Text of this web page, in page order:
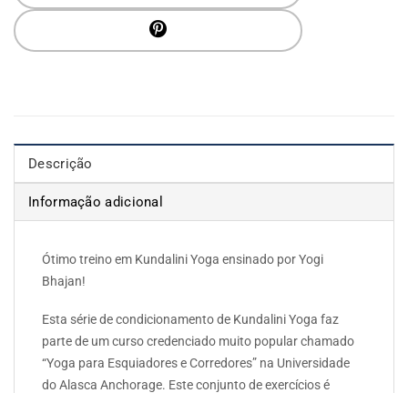
Descrição
Informação adicional
Ótimo treino em Kundalini Yoga ensinado por Yogi
Bhajan!
Esta série de condicionamento de Kundalini Yoga faz
parte de um curso credenciado muito popular chamado
“Yoga para Esquiadores e Corredores” na Universidade
do Alasca Anchorage. Este conjunto de exercícios é